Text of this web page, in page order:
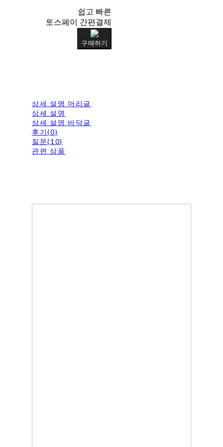
쉽고 빠른
토스페이 간편결제
구매하기
상세 설명 머리글
상세 설명
상세 설명 바닥글
후기(0)
질문(10)
관련 상품